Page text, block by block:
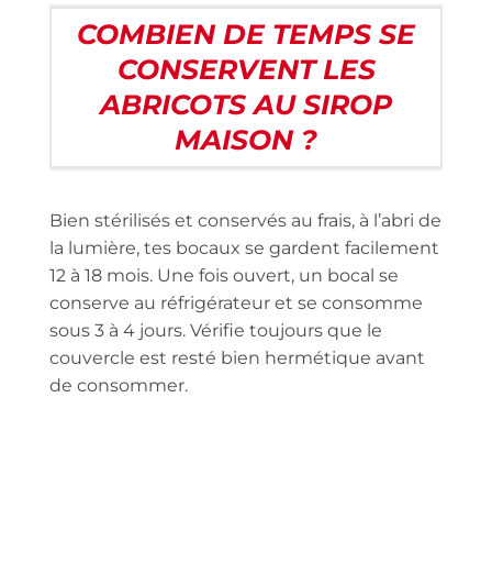
COMBIEN DE TEMPS SE
CONSERVENT LES
ABRICOTS AU SIROP
MAISON ?
Bien stérilisés et conservés au frais, à l’abri de
la lumière, tes bocaux se gardent facilement
12 à 18 mois. Une fois ouvert, un bocal se
conserve au réfrigérateur et se consomme
sous 3 à 4 jours. Vérifie toujours que le
couvercle est resté bien hermétique avant
de consommer.